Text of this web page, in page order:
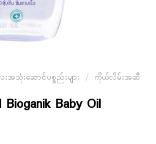
အသုံးဆောင်ပစ္စည်းများ / ကိုယ်လိမ်းအဆီ
Baby Oil